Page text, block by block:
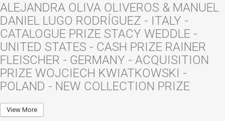
ALEJANDRA OLIVA OLIVEROS & MANUEL
DANIEL LUGO RODRÍGUEZ - ITALY -
CATALOGUE PRIZE STACY WEDDLE -
UNITED STATES - CASH PRIZE RAINER
FLEISCHER - GERMANY - ACQUISITION
PRIZE WOJCIECH KWIATKOWSKI -
POLAND - NEW COLLECTION PRIZE
View More